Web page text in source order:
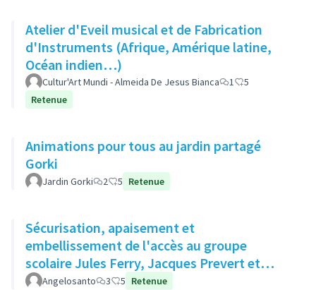
Atelier d'Eveil musical et de Fabrication
d'Instruments (Afrique, Amérique latine,
Océan indien…)
Cultur'Art Mundi - Almeida De Jesus Bianca 1
5
Retenue
Animations pour tous au jardin partagé
Gorki
Jardin Gorki 2 5 Retenue
Sécurisation, apaisement et
embellissement de l'accès au groupe
scolaire Jules Ferry, Jacques Prevert et
Moulin des Gibets
Angelosanto 3 5 Retenue